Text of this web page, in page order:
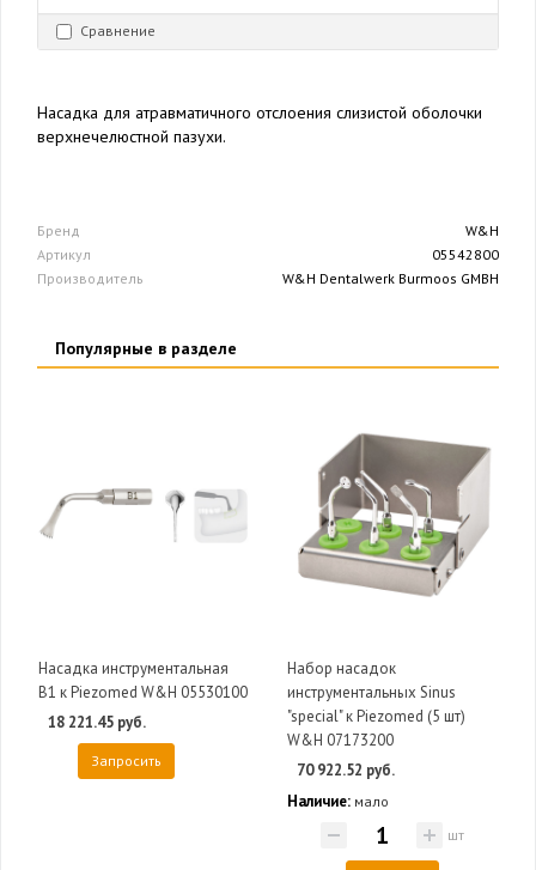
Сравнение
Насадка для атравматичного отслоения слизистой оболочки
верхнечелюстной пазухи.
Бренд
W&H
Артикул
05542800
Производитель
W&H Dentalwerk Burmoos GMBH
Популярные в разделе
Насадка инструментальная
B1 к Piezomed W&H 05530100
18 221.45 руб.
Запросить
Набор насадок
инструментальных Sinus
"special" к Piezomed (5 шт)
W&H 07173200
70 922.52 руб.
Наличие: мало
шт